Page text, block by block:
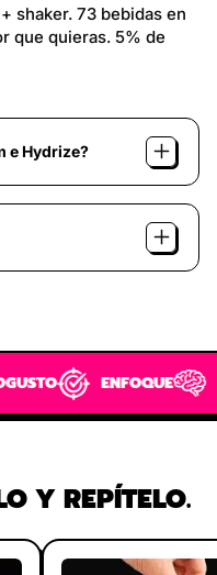
shaker. 73 bebidas en
que quieras. 5% de
e Hydrize?
CONCENTRACIÓN
Y REPÍTELO.